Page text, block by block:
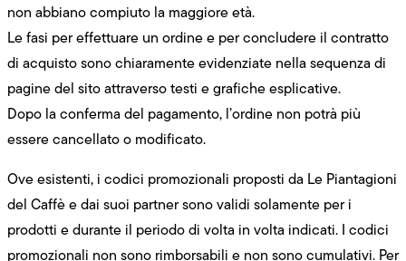
non abbiano compiuto la maggiore età.
Le fasi per effettuare un ordine e per concludere il contratto
di acquisto sono chiaramente evidenziate nella sequenza di
pagine del sito attraverso testi e grafiche esplicative.
Dopo la conferma del pagamento, l’ordine non potrà più
essere cancellato o modificato.
Ove esistenti, i codici promozionali proposti da Le Piantagioni
del Caffè e dai suoi partner sono validi solamente per i
prodotti e durante il periodo di volta in volta indicati. I codici
promozionali non sono rimborsabili e non sono cumulativi. Per